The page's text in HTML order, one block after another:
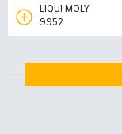
LIQUI MOLY
9952